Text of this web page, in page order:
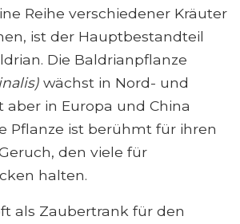
Reihe verschiedener Kräuter
ist der Hauptbestandteil
Die Baldrianpflanze
wächst in Nord- und
aber in Europa und China
Pflanze ist berühmt für ihren
den viele für
halten.
als Zaubertrank für den